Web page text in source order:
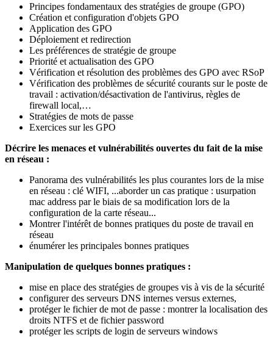
Principes fondamentaux des stratégies de groupe (GPO)
Création et configuration d'objets GPO
Application des GPO
Déploiement et redirection
Les préférences de stratégie de groupe
Priorité et actualisation des GPO
Vérification et résolution des problèmes des GPO avec RSoP
Vérification des problèmes de sécurité courants sur le poste de
travail : activation/désactivation de l'antivirus, règles de
firewall local,…
Stratégies de mots de passe
Exercices sur les GPO
Décrire les menaces et vulnérabilités ouvertes du fait de la mise
en réseau :
Panorama des vulnérabilités les plus courantes lors de la mise
en réseau : clé WIFI, ...aborder un cas pratique : usurpation
mac address par le biais de sa modification lors de la
configuration de la carte réseau...
Montrer l'intérêt de bonnes pratiques du poste de travail en
réseau
énumérer les principales bonnes pratiques
Manipulation de quelques bonnes pratiques :
mise en place des stratégies de groupes vis à vis de la sécurité
configurer des serveurs DNS internes versus externes,
protéger le fichier de mot de passe : montrer la localisation des
droits NTFS et de fichier password
protéger les scripts de login de serveurs windows